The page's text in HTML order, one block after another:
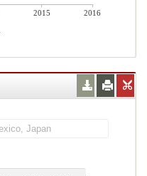
2015
2016